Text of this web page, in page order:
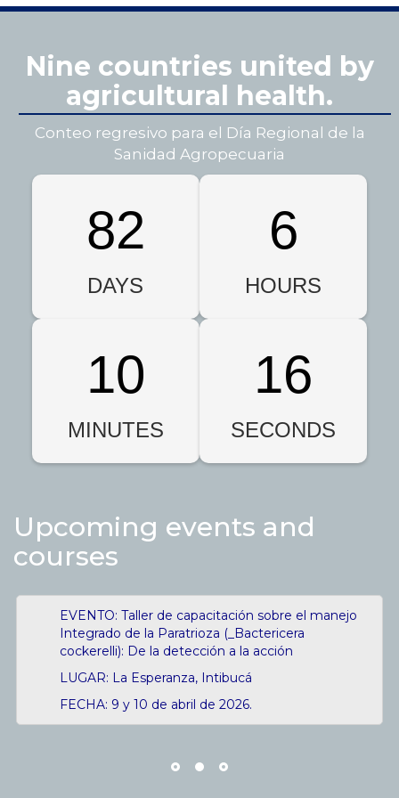
Nine countries united by
agricultural health.
Conteo regresivo para el Día Regional de la
Sanidad Agropecuaria
82
DAYS
6
HOURS
10
MINUTES
15
SECONDS
Upcoming events and
courses
EVENTO: Taller de capacitación sobre el manejo
Integrado de la Paratrioza (_Bactericera
cockerelli): De la detección a la acción
LUGAR: La Esperanza, Intibucá
FECHA: 9 y 10 de abril de 2026.